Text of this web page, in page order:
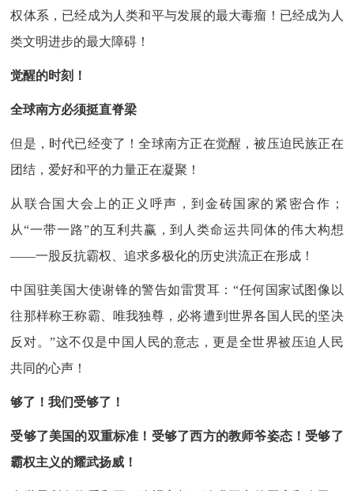
权体系，已经成为人类和平与发展的最大毒瘤！已经成为人
类文明进步的最大障碍！
觉醒的时刻！
全球南方必须挺直脊梁
但是，时代已经变了！全球南方正在觉醒，被压迫民族正在
团结，爱好和平的力量正在凝聚！
从联合国大会上的正义呼声，到金砖国家的紧密合作；
从“一带一路”的互利共赢，到人类命运共同体的伟大构想
——一股反抗霸权、追求多极化的历史洪流正在形成！
中国驻美国大使谢锋的警告如雷贯耳：“任何国家试图像以
往那样称王称霸、唯我独尊，必将遭到世界各国人民的坚决
反对。”这不仅是中国人民的意志，更是全世界被压迫人民
共同的心声！
够了！我们受够了！
受够了美国的双重标准！受够了西方的教师爷姿态！受够了
霸权主义的耀武扬威！